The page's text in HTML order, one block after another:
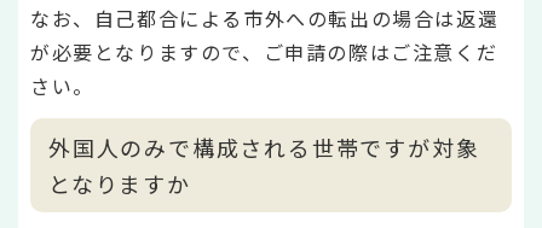
なお、自己都合による市外への転出の場合は返還
が必要となりますので、ご申請の際はご注意くだ
さい。
外国人のみで構成される世帯ですが対象
となりますか